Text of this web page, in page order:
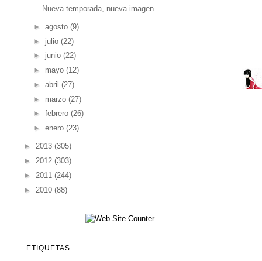
Nueva temporada, nueva imagen
► agosto (9)
► julio (22)
► junio (22)
► mayo (12)
► abril (27)
► marzo (27)
► febrero (26)
► enero (23)
► 2013 (305)
► 2012 (303)
► 2011 (244)
► 2010 (88)
ETIQUETAS